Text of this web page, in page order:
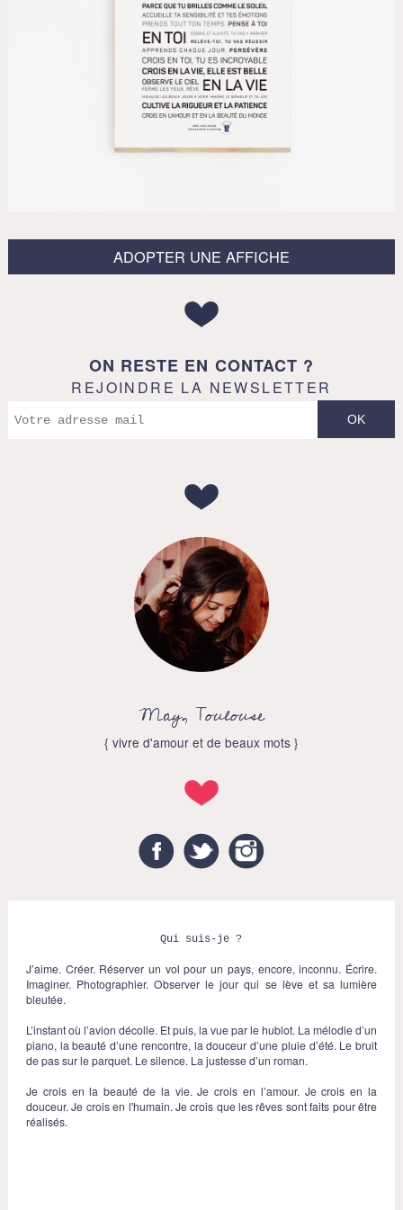
ADOPTER UNE AFFICHE
ON RESTE EN CONTACT ?
REJOINDRE LA NEWSLETTER
May, Toulouse
{ vivre d'amour et de beaux mots }
FacebookTwitter
Qui suis-je ?
J’aime. Créer. Réserver un vol pour un pays, encore, inconnu. Écrire.
Imaginer. Photographier. Observer le jour qui se lève et sa lumière
bleutée.
L’instant où l’avion décolle. Et puis, la vue par le hublot. La mélodie d’un
piano, la beauté d’une rencontre, la douceur d’une pluie d’été. Le bruit
de pas sur le parquet. Le silence. La justesse d’un roman.
Je crois en la beauté de la vie. Je crois en l’amour. Je crois en la
douceur. Je crois en l'humain. Je crois que les rêves sont faits pour être
réalisés.